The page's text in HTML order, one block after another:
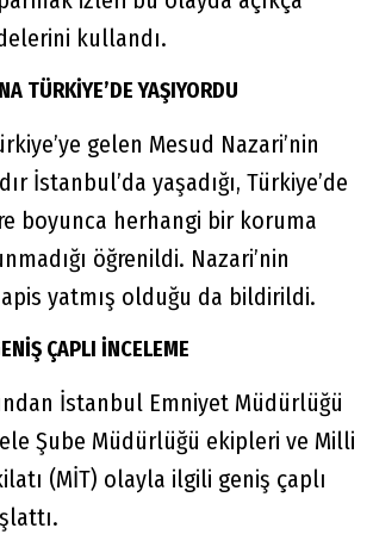
kullandı.
TÜRKİYE’DE YAŞIYORDU
gelen Mesud Nazari’nin
İstanbul’da yaşadığı, Türkiye’de
boyunca herhangi bir koruma
öğrenildi. Nazari’nin
yatmış olduğu da bildirildi.
ÇAPLI İNCELEME
İstanbul Emniyet Müdürlüğü
Şube Müdürlüğü ekipleri ve Milli
(MİT) olayla ilgili geniş çaplı